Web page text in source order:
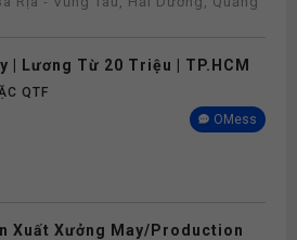
| Lương Từ 20 Triệu | TP.HCM
QTF
OMess
Xuất Xưởng May/Production